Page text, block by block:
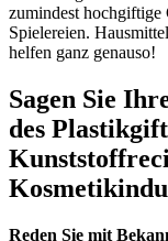
zumindest hochgiftige
Spielereien.
helfen ganz genauso!
Sagen Sie
des
Reden Sie mit